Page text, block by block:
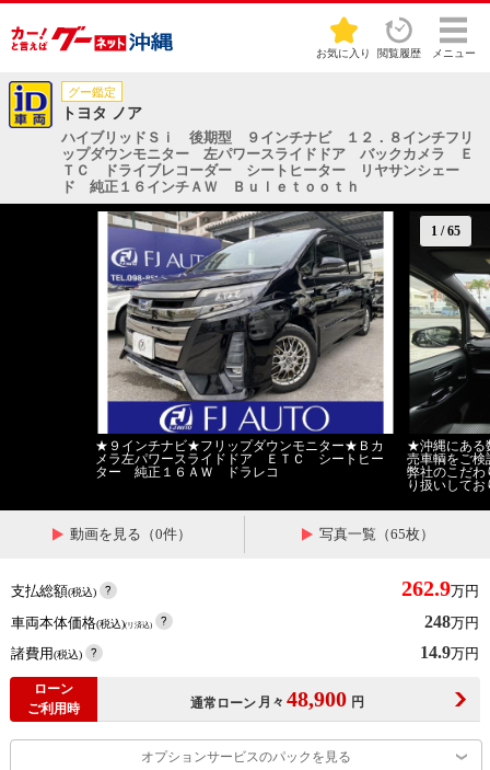
お気に入り 閲覧履歴 メニュー
グー鑑定
トヨタ ノア
ハイブリッドＳｉ 後期型 ９インチナビ １２．８インチフリ
ップダウンモニター 左パワースライドドア バックカメラ Ｅ
ＴＣ ドライブレコーダー シートヒーター リヤサンシェー
ド 純正１６インチＡＷ Ｂｕｌｅｔｏｏｔｈ
1 /65
★９インチナビ★フリップダウンモニター★Ｂカ
メラ左パワースライドドア ＥＴＣ シートヒー
ター 純正１６ＡＷ ドラレコ
★沖縄にある
売車輌をご検
弊社のこだわ
り扱いして
動画を見る（0件） 写真一覧（65枚）
支払総額(税込) 262.9万円
車両本体価格(税込)(リ済込) 248万円
諸費用(税込) 14.9万円
ローン
ご利用時
通常ローン 月々 48,900 円
オプションサービスのパックを見る